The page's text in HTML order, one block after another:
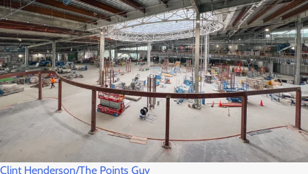
Clint Henderson/The Points Guy